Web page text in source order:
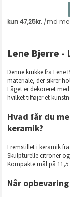
Lene Bjerre -
Denne krukke fra Lene
materiale, der sikrer
Låget er dekoreret
hvilket tilføjer et
Hvad får du
keramik?
Fremstillet i keramik
Skulpturelle citroner
Kompakte mål på 11,5
Når